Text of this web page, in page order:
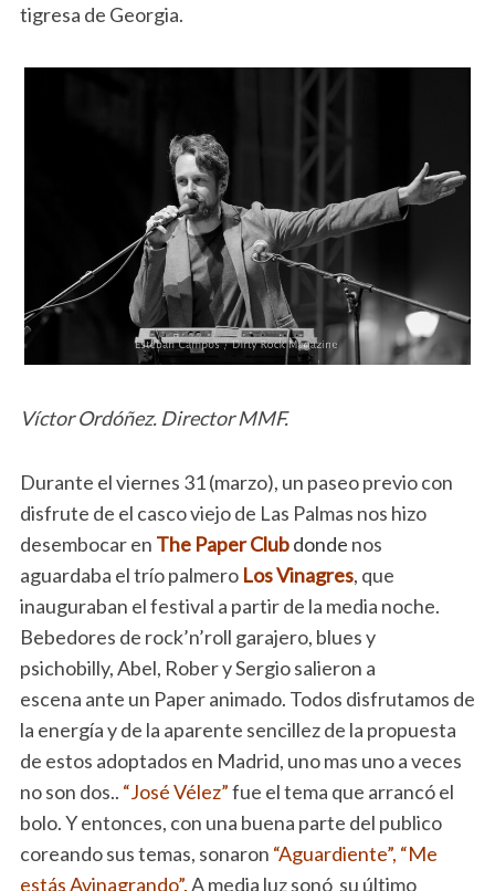
tigresa de Georgia.
Víctor Ordóñez. Director MMF.
Durante el viernes 31 (marzo), un paseo previo con
disfrute de el casco viejo de Las Palmas nos hizo
desembocar en The Paper Clubdonde nos
aguardaba el trío palmero Los Vinagres, que
inauguraban el festival a partir de la media noche.
Bebedores de rock’n’roll garajero, blues y
psichobilly, Abel, Rober y Sergio salieron a
escena ante un Paper animado. Todos disfrutamos de
la energía y de la aparente sencillez de la propuesta
de estos adoptados en Madrid, uno mas uno a veces
no son dos.. “José Vélez”fue el tema que arrancó el
bolo. Y entonces, con una buena parte del publico
coreando sus temas, sonaron “Aguardiente”, “Me
estás Avinagrando”.A media luz sonó su último